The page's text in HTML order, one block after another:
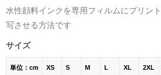
水性顔料インクを専用フィルムにプリン
写させる方法です
サイズ
単位：cm XS S M L XL 2XL